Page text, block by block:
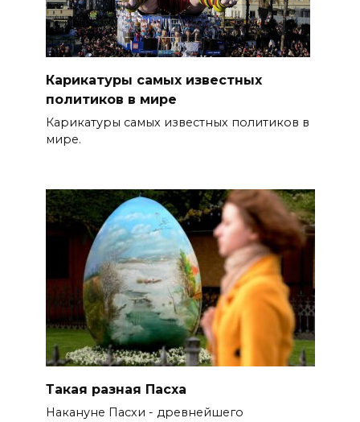
Карикатуры самых известных
политиков в мире
Карикатуры самых известных политиков в
мире.
Такая разная Пасха
Накануне Пасхи - древнейшего